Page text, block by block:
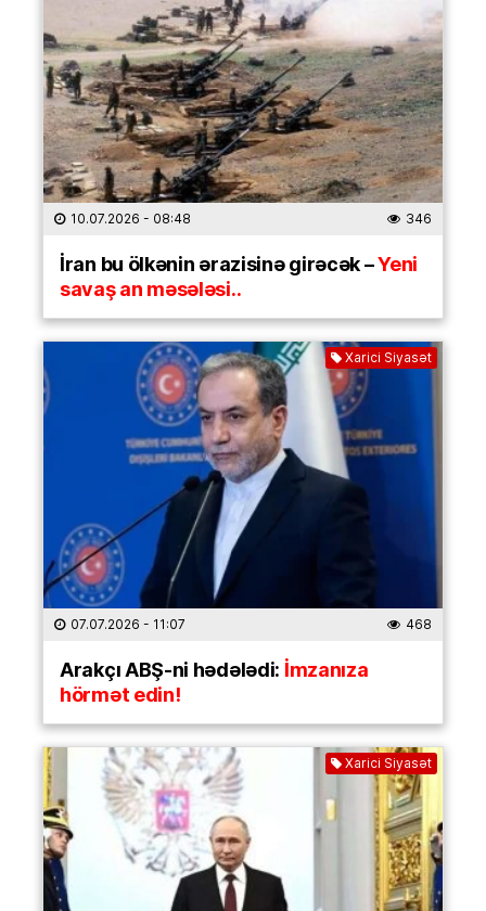
10.07.2026 - 08:48 346
İran bu ölkənin ərazisinə girəcək –Yeni
savaş an məsələsi..
Xarici Siyasət
07.07.2026 - 11:07 468
Arakçı ABŞ-ni hədələdi: İmzanıza
hörmət edin!
Xarici Siyasət